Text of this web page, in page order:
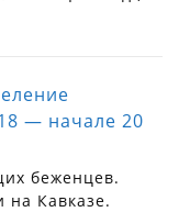
— начале 20
беженцев.
Кавказе.